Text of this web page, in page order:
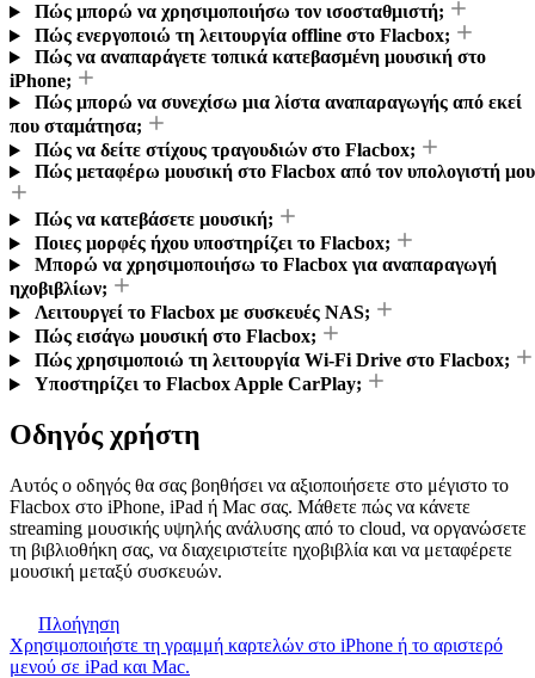
Πώς μπορώ να χρησιμοποιήσω τον ισοσταθμιστή;
Πώς ενεργοποιώ τη λειτουργία offline στο Flacbox;
Πώς να αναπαράγετε τοπικά κατεβασμένη μουσική στο
iPhone;
Πώς μπορώ να συνεχίσω μια λίστα αναπαραγωγής από εκεί
που σταμάτησα;
Πώς να δείτε στίχους τραγουδιών στο Flacbox;
Πώς μεταφέρω μουσική στο Flacbox από τον υπολογιστή
Πώς να κατεβάσετε μουσική;
Ποιες μορφές ήχου υποστηρίζει το Flacbox;
Μπορώ να χρησιμοποιήσω το Flacbox για αναπαραγωγή
ηχοβιβλίων;
Λειτουργεί το Flacbox με συσκευές NAS;
Πώς εισάγω μουσική στο Flacbox;
Πώς χρησιμοποιώ τη λειτουργία Wi-Fi Drive στο Flacbox;
Υποστηρίζει το Flacbox Apple CarPlay;
Οδηγός χρήστη
Αυτός ο οδηγός θα σας βοηθήσει να αξιοποιήσετε στο μέγιστο το
Flacbox στο iPhone, iPad ή Mac σας. Μάθετε πώς να κάνετε
streaming μουσικής υψηλής ανάλυσης από το cloud, να οργανώσετε
τη βιβλιοθήκη σας, να διαχειριστείτε ηχοβιβλία και να μεταφέρετε
μουσική μεταξύ συσκευών.
Πλοήγηση
Χρησιμοποιήστε τη γραμμή καρτελών στο iPhone ή το αριστερό
μενού σε iPad και Mac.